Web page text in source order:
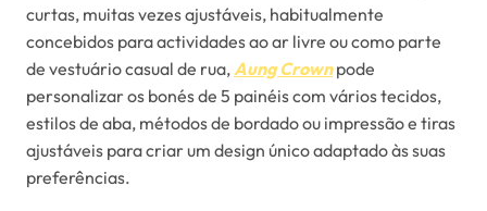
curtas, muitas vezes ajustáveis, habitualmente
concebidos para actividades ao ar livre ou como parte
de vestuário casual de rua,Aung Crownpode
personalizar os bonés de 5 painéis com vários tecidos,
estilos de aba, métodos de bordado ou impressão e tiras
ajustáveis para criar um design único adaptado às suas
preferências.